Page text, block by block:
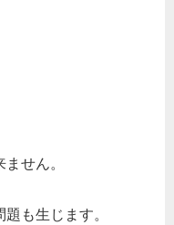
せん。
題も生じます。